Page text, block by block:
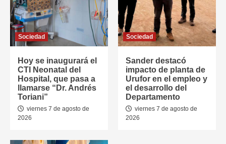
Sociedad
Hoy se inaugurará el
CTI Neonatal del
Hospital, que pasa a
llamarse “Dr. Andrés
Toriani”
viernes 7 de agosto de
2026
Sociedad
Sander destacó
impacto de planta de
Urufor en el empleo y
el desarrollo del
Departamento
viernes 7 de agosto de
2026